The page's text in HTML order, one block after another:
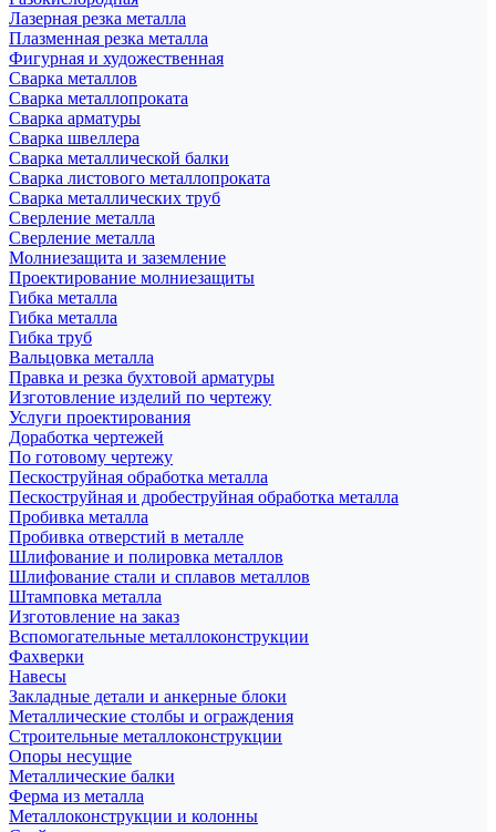
Лазерная резка металла
Плазменная резка металла
Фигурная и художественная
Сварка металлов
Сварка металлопроката
Сварка арматуры
Сварка швеллера
Сварка металлической балки
Сварка листового металлопроката
Сварка металлических труб
Сверление металла
Сверление металла
Молниезащита и заземление
Проектирование молниезащиты
Гибка металла
Гибка металла
Гибка труб
Вальцовка металла
Правка и резка бухтовой арматуры
Изготовление изделий по чертежу
Услуги проектирования
Доработка чертежей
По готовому чертежу
Пескоструйная обработка металла
Пескоструйная и дробеструйная обработка металла
Пробивка металла
Пробивка отверстий в металле
Шлифование и полировка металлов
Шлифование стали и сплавов металлов
Штамповка металла
Изготовление на заказ
Вспомогательные металлоконструкции
Фахверки
Навесы
Закладные детали и анкерные блоки
Металлические столбы и ограждения
Строительные металлоконструкции
Опоры несущие
Металлические балки
Ферма из металла
Металлоконструкции и колонны